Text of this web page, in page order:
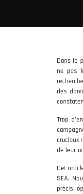
Dans le
ne pas
des
Trop
cruciaux
de leur
Cet
SEA.
précis,